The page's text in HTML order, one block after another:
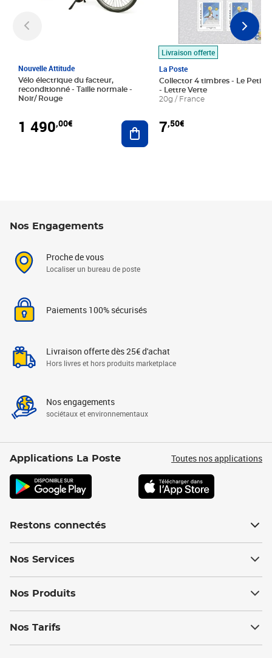
Nouvelle Attitude
Vélo électrique du facteur,
reconditionné - Taille normale -
Noir/ Rouge
1 490,00€ Ajouter au panier
Livraison offerte
La Poste
Collector 4 timbres - Le Petit
- Lettre Verte
20g / France
7,50€
Nos Engagements
Proche de vous
Localiser un bureau de poste
Paiements 100% sécurisés
Livraison offerte dès 25€ d'achat
Hors livres et hors produits marketplace
Nos engagements
sociétaux et environnementaux
Applications La Poste Toutes nos applications
Restons connectés
Nos Services
Nos Produits
Nos Tarifs